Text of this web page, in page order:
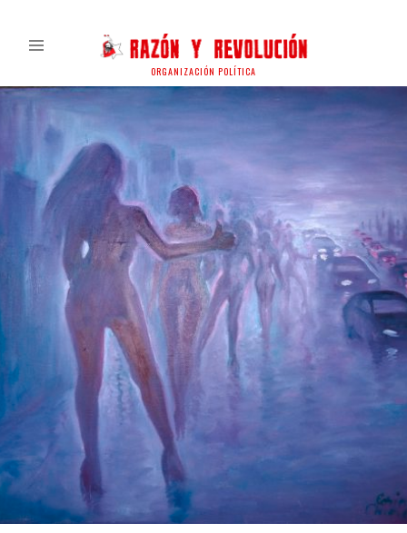
ORGANIZACIÓN POLÍTICA